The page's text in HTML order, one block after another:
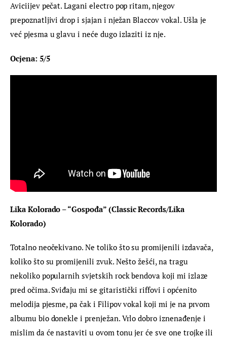
Aviciijev pečat. Lagani electro pop ritam, njegov
prepoznatljivi drop i sjajan i nježan Blaccov vokal. Ušla je
već pjesma u glavu i neće dugo izlaziti iz nje.
Ocjena: 5/5
Lika Kolorado – “Gospođa” (Classic Records/Lika
Kolorado)
Totalno neočekivano. Ne toliko što su promijenili izdavača,
koliko što su promijenili zvuk. Nešto žešći, na tragu
nekoliko popularnih svjetskih rock bendova koji mi izlaze
pred očima. Sviđaju mi se gitaristički riffovi i općenito
melodija pjesme, pa čak i Filipov vokal koji mi je na prvom
albumu bio donekle i prenježan. Vrlo dobro iznenađenje i
mislim da će nastaviti u ovom tonu jer će sve one trojke ili